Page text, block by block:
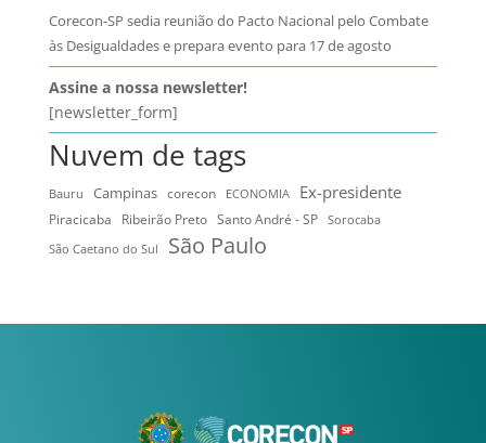
Corecon-SP sedia reunião do Pacto Nacional pelo Combate
às Desigualdades e prepara evento para 17 de agosto
Assine a nossa newsletter!
[newsletter_form]
Nuvem de tags
Bauru Campinas corecon ECONOMIA Ex-presidente
Piracicaba Ribeirão Preto Santo André - SP Sorocaba
São Caetano do Sul São Paulo